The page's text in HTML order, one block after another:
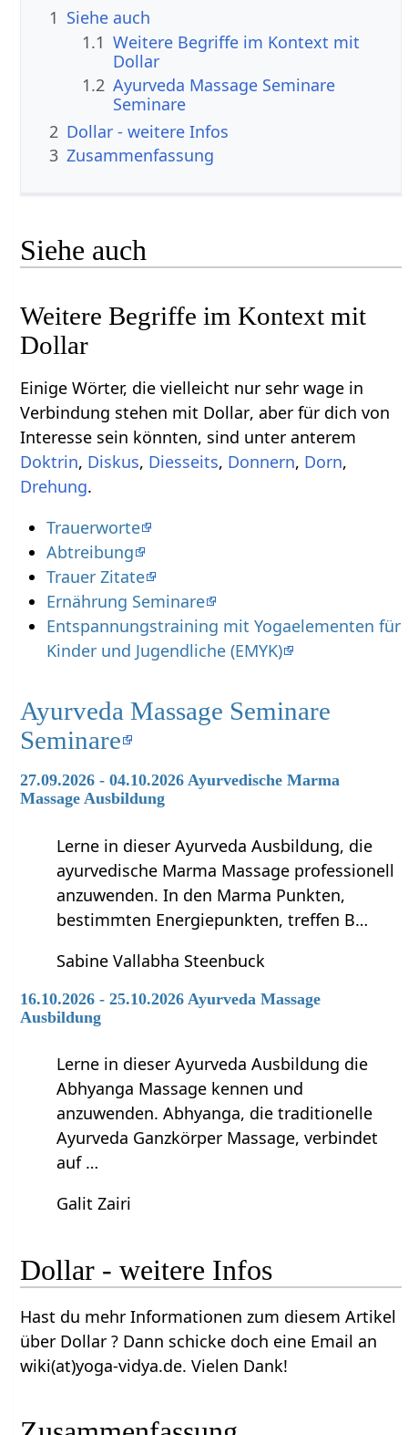
1 Siehe auch
1.1 Weitere Begriffe im Kontext mit
1.2 Ayurveda Massage Seminare
Seminare
2
Dollar‏‎ - weitere Infos
3 Zusammenfassung
Siehe auch
Weitere Begriffe im Kontext mit
Einige Wörter, die vielleicht nur sehr wage in
Verbindung stehen mit Dollar‏‎, aber für dich von
Interesse sein könnten, sind unter anterem
, , Diesseits, ,
,
.
Trauerworte
Abtreibung
Trauer Zitate
Ernährung Seminare
Entspannungstraining mit Yogaelementen für
Kinder und Jugendliche (EMYK)
Ayurveda Massage Seminare
Seminare
27.09.2026 - 04.10.2026 Ayurvedische Marma
Massage Ausbildung
Lerne in dieser Ayurveda Ausbildung, die
ayurvedische Marma Massage professionell
anzuwenden. In den Marma Punkten,
bestimmten Energiepunkten, treffen B…
Sabine Vallabha Steenbuck
16.10.2026 - 25.10.2026 Ayurveda Massage
Ausbildung
Lerne in dieser Ayurveda Ausbildung die
Abhyanga Massage kennen und
anzuwenden. Abhyanga, die traditionelle
Ayurveda Ganzkörper Massage, verbindet
auf …
Galit Zairi
Dollar‏‎ - weitere Infos
Hast du mehr Informationen zum diesem Artikel
über Dollar‏‎ ? Dann schicke doch eine Email an
wiki(at)yoga-vidya.de. Vielen Dank!